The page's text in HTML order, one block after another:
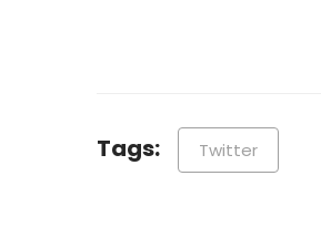
Tags: Twitter